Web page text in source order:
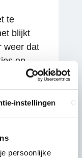
instellingen
persoonlijke
te
blijkt
weer dat
op
van
kunt